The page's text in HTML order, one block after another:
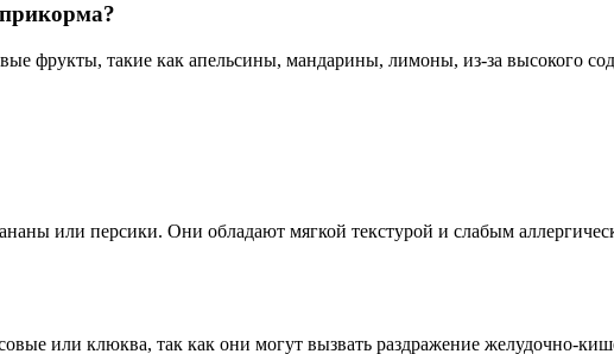
фрукты, такие как апельсины, мандарины, лимоны, из-за высокого
или персики. Они обладают мягкой текстурой и слабым
или клюква, так как они могут вызвать раздражение желудочно-